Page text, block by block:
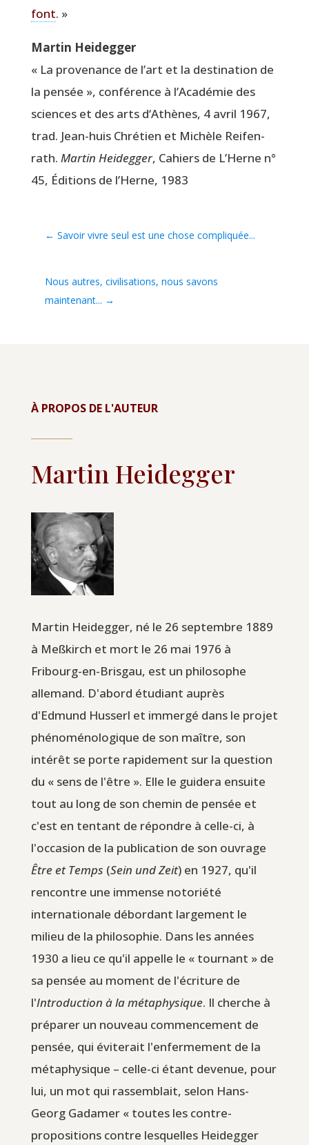
font. »
Mar­tin Heidegger
« La pro­ve­nance de l’art et la des­ti­na­tion de
la pen­sée », confé­rence à l’Académie des
sciences et des arts d‘Athènes, 4 avril 1967,
trad. Jean-huis Chré­tien et Michèle Rei­fen­
rath. Mar­tin Hei­deg­ger, Cahiers de L’Herne n°
45, Édi­tions de l’Herne, 1983
← Savoir vivre seul est une chose compliquée...
Nous autres, civilisations, nous savons
maintenant... →
À PROPOS DE L'AUTEUR
Martin Heidegger
Martin Heidegger, né le 26 septembre 1889
à Meßkirch et mort le 26 mai 1976 à
Fribourg-en-Brisgau, est un philosophe
allemand. D'abord étudiant auprès
d'Edmund Husserl et immergé dans le projet
phénoménologique de son maître, son
intérêt se porte rapidement sur la question
du « sens de l'être ». Elle le guidera ensuite
tout au long de son chemin de pensée et
c'est en tentant de répondre à celle-ci, à
l'occasion de la publication de son ouvrage
Être et Temps (Sein und Zeit) en 1927, qu'il
rencontre une immense notoriété
internationale débordant largement le
milieu de la philosophie. Dans les années
1930 a lieu ce qu'il appelle le « tournant » de
sa pensée au moment de l'écriture de
l'Introduction à la métaphysique. Il cherche à
préparer un nouveau commencement de
pensée, qui éviterait l'enfermement de la
métaphysique – celle-ci étant devenue, pour
lui, un mot qui rassemblait, selon Hans-
Georg Gadamer « toutes les contre-
propositions contre lesquelles Heidegger